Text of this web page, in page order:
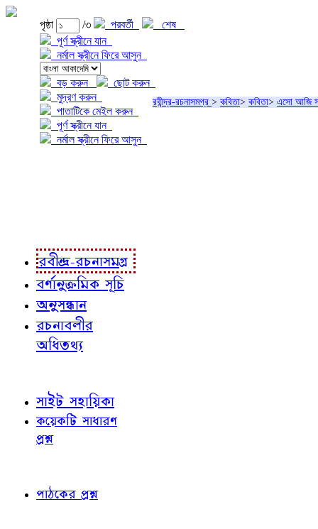
পৃষ্ঠা /৩ পরবর্তী
শেষ
পূর্ণ স্ক্রীনে যান
নর্মাল স্ক্রীনে ফিরে আসুন
বড় করুন
ছোট করুন
মুদ্রণ করুন
পাতাটিকে মেইল করুন
পূর্ণ স্ক্রীনে যান
নর্মাল স্ক্রীনে ফিরে আসুন
রবীন্দ্র-রচনাসমগ্র > কবিতা> কবিতা> এসো আজি
রবীন্দ্র-রচনাসমগ্র
বর্ণানুক্রমিক সূচি
অনুসন্ধান
রচনাবলীর
অধিতথ্য
সাইট সহায়িকা
কয়েকটি সাধারণ
প্রশ্ন
পাঠকের প্রশ্ন